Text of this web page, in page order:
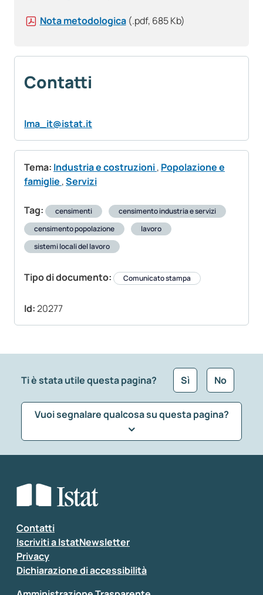
Nota metodologica (.pdf, 685 Kb)
Contatti
lma_it@istat.it
Tema: Industria e costruzioni, Popolazione e
famiglie ,Servizi
Tag: censimenti
censimento industria e servizi
censimento popolazione
lavoro
sistemi locali del lavoro
Tipo di documento: Comunicato stampa
Id:20277
Ti è stata utile questa pagina? Sì No
Vuoi segnalare qualcosa su questa pagina?
Seleziona la tipologia della segnalazione
Inserisci il tuo commento
Contatti
Iscriviti a IstatNewsletter
Privacy
Dichiarazione di accessibilità